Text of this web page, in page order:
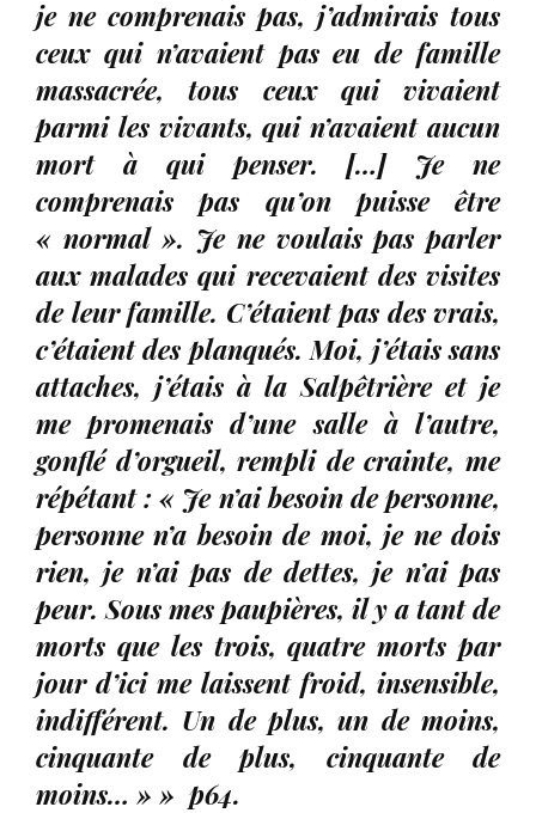
je ne comprenais pas, j’admirais tous
ceux qui n’avaient pas eu de famille
massacrée, tous ceux qui vivaient
parmi les vivants, qui n’avaient aucun
mort à qui penser. […] Je ne
comprenais pas qu’on puisse être
« normal ». Je ne voulais pas parler
aux malades qui recevaient des visites
de leur famille. C’étaient pas des vrais,
c’étaient des planqués. Moi, j’étais sans
attaches, j’étais à la Salpêtrière et je
me promenais d’une salle à l’autre,
gonflé d’orgueil, rempli de crainte, me
répétant : « Je n’ai besoin de personne,
personne n’a besoin de moi, je ne dois
rien, je n’ai pas de dettes, je n’ai pas
peur. Sous mes paupières, il y a tant de
morts que les trois, quatre morts par
jour d’ici me laissent froid, insensible,
indifférent. Un de plus, un de moins,
cinquante de plus, cinquante de
moins… » » p64.